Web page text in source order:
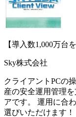
【導入数1,000万台
Sky株式会社
クライアントPCの
産の安全運用管理
アです。 運用に合
選びいただけます！